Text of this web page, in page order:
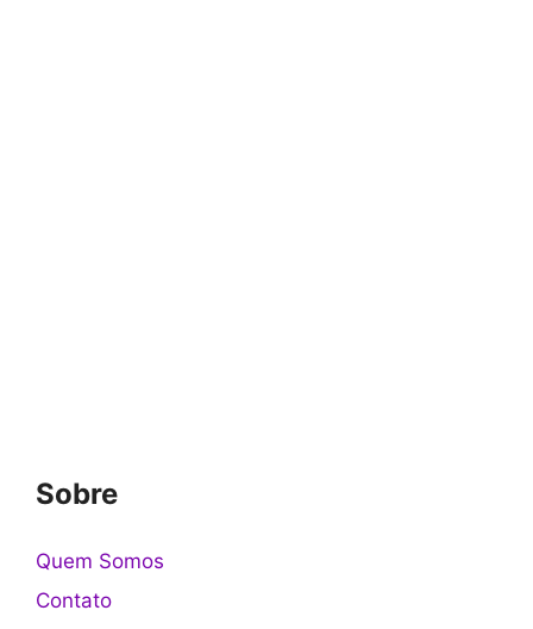
Sobre
Quem Somos
Contato